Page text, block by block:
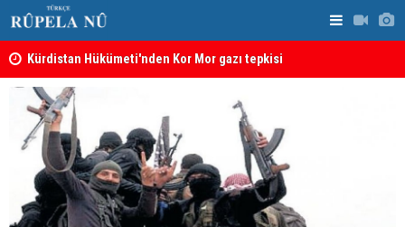
Kürdistan Hükümeti'nden Kor Mor gazı tepkisi